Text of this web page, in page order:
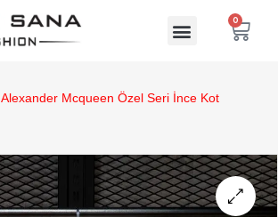
0
Alexander Mcqueen Özel Seri İnce Kot